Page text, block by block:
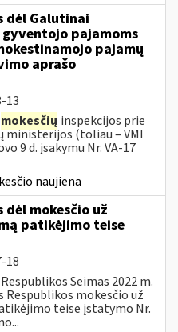
dėl Galutinai
pajamoms
pajamų
aprašo
13
mokesčių inspekcijos prie
ministerijos (toliau – VMI
9 d. įsakymu Nr. VA-17
naujiena
mokesčio už
patikėjimo teise
18
Seimas 2022 m.
Respublikos mokesčio už
teise įstatymo Nr.